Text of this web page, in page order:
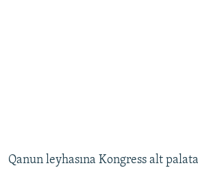
Qanun leyhasına Kongress alt